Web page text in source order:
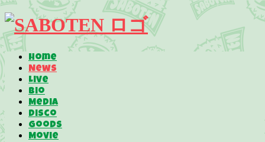
Home
News
Live
Bio
Media
Disco
Goods
Movie